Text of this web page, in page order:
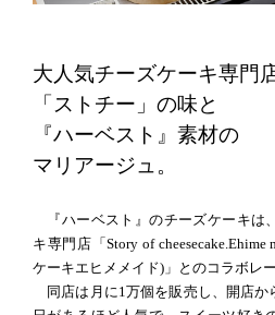
大人気チーズケーキ専門
「ストチー」の味と
『ハーベスト』素材の
マリアージュ。
『ハーベスト』のチーズケーキは
キ専門店「Story of
ケーキエヒメメイド)」とのコラボレ
同店は月に1万個を販売し、開店か